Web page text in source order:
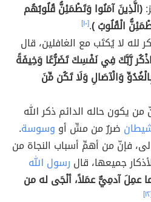
(الَّذِينَ آمَنُوا وَتَطْمَئِنُّ قُلُوبُهُم
الْقُلُوبُ ).[١٠]
لله لا يُكتَب مع الغافلين، قال
رَّبَّكَ فِي نَفْسِكَ تَضَرُّعًا وَخِيفَةً
وَالْآصَالِ وَلَا تَكُن مِّنَ
يكون حاله الدائم ذكر الله
ضررٌ من مسٍّ أو وسوسة.
فإنّ من أهمِّ أسباب النجاة من
جميعها، قال رسول الله
عمِلَ آدمِيٌّ عمَلاً، أنْجَى له من